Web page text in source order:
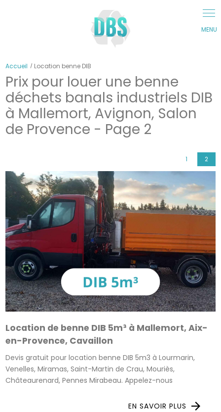
Accueil Location benne DIB
Prix pour louer une benne
déchets banals industriels DIB
à Mallemort, Avignon, Salon
de Provence - Page 2
1 2
Location de benne DIB 5m³ à Mallemort, Aix-
en-Provence, Cavaillon
Devis gratuit pour location benne DIB 5m3 à Lourmarin,
Venelles, Miramas, Saint-Martin de Crau, Mouriès,
Châteaurenard, Pennes Mirabeau. Appelez-nous
EN SAVOIR PLUS